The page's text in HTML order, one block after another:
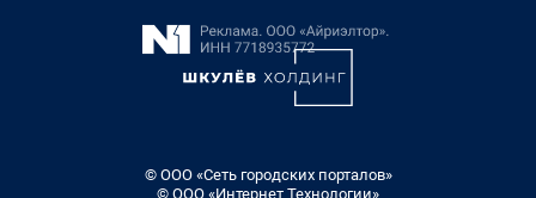
© ООО «Сеть городских порталов»
© ООО «Интернет Технологии»